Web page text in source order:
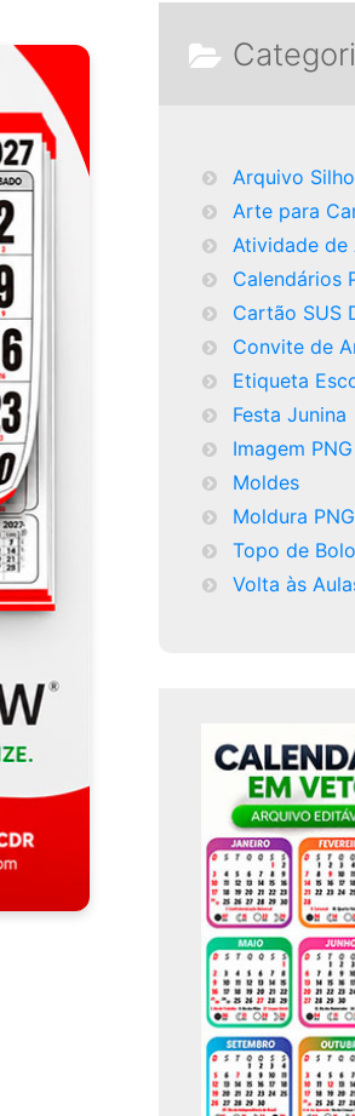
Arquivo
Arte para
Atividade de
Calendários
Cartão SUS
Convite de
Etiqueta
Festa Junina
Imagem PNG
Moldes
Moldura PNG
Topo de Bolo
Volta às